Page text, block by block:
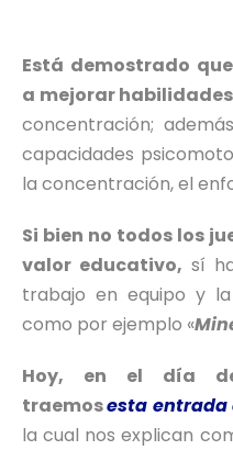
Está demostrado
a mejorar
concentración;
capacidades
la concentración, el
Si bien no todos los
valor educativo, sí
trabajo en equipo y
como por ejemplo «
Hoy, en el día
traemosesta entrada
la cual nos explican